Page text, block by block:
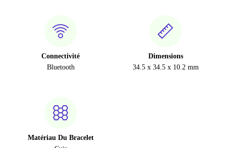
Connectivité
Bluetooth
Dimensions
34.5 x 34.5 x 10.2 mm
Matériau Du Bracelet